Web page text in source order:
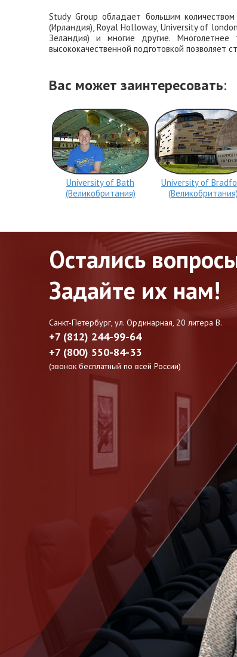
Study Group обладает большим
(Ирландия), Royal Holloway, University of
Зеландия) и многие другие.
высококачественной подготовкой позволяет
Вас может заинтересовать:
University of Bath
(Великобритания)
University of
(Великобритания)
Остались
Задайте их нам!
Санкт-Петербург, ул. Ординарная, 20 литера В.
+7 (812) 244-99-64
+7 (800) 550-84-33
(звонок бесплатный по всей России)